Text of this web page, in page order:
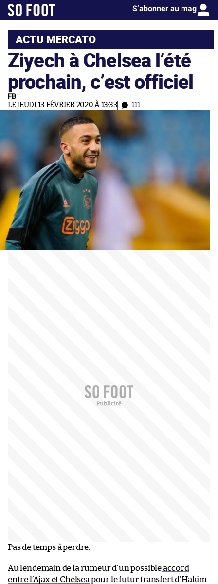
S’abonner au mag
ACTU MERCATO
Ziyech à Chelsea l’été
prochain, c’est officiel
FB
LE JEUDI 13 FÉVRIER 2020 À 13:33 111
Pas de temps à perdre.
Au lendemain de la rumeur d’un possibleaccord
entre l’Ajax et Chelsea pour le futur transfert d’Hakim